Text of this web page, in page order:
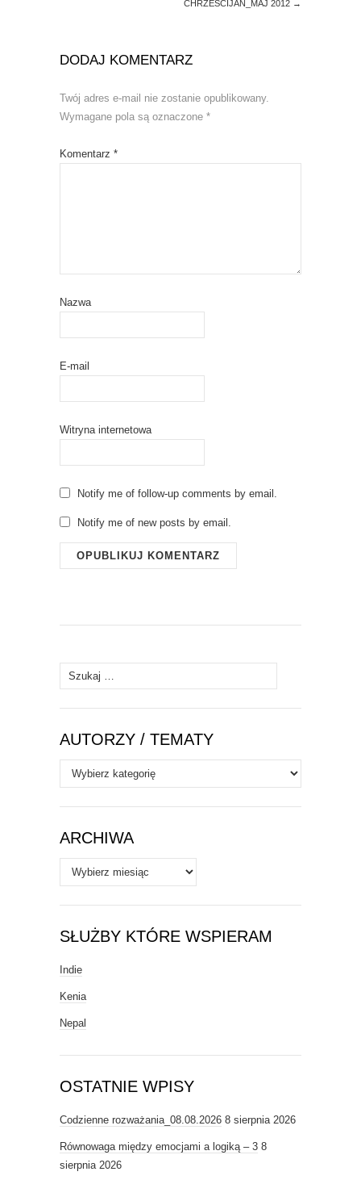
CHRZEŚCIJAN_MAJ 2012 →
DODAJ KOMENTARZ
Twój adres e-mail nie zostanie opublikowany.
Wymagane pola są oznaczone *
Komentarz *
Nazwa
E-mail
Witryna internetowa
Notify me of follow-up comments by email.
Notify me of new posts by email.
Szukaj:
AUTORZY / TEMATY
Autorzy
/
Tematy
ARCHIWA
Archiwa
SŁUŻBY KTÓRE WSPIERAM
Indie
Kenia
Nepal
OSTATNIE WPISY
Codzienne rozważania_08.08.2026 8 sierpnia 2026
Równowaga między emocjami a logiką – 3 8
sierpnia 2026